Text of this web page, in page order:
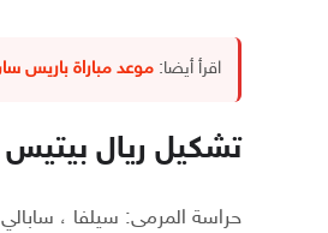
اقرأ أيضا: موعد مباراة باريس
تشكيل ريال بيتيس
حراسة المرمى: سيلفا ، سابالي